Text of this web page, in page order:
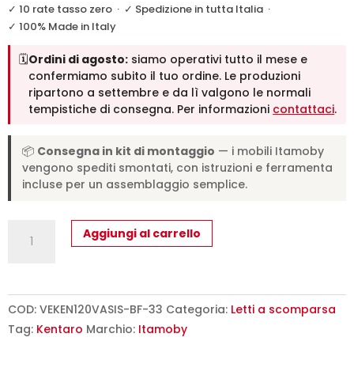
✓ 10 rate tasso zero · ✓ Spedizione in tutta Italia ·
✓ 100% Made in Italy
🗓️Ordini di agosto: siamo operativi tutto il mese e
confermiamo subito il tuo ordine. Le produzioni
ripartono a settembre e da lì valgono le normali
tempistiche di consegna. Per informazioni contattaci.
📦 Consegna in kit di montaggio — i mobili Itamoby
vengono spediti smontati, con istruzioni e ferramenta
incluse per un assemblaggio semplice.
mezzo
a
Aggiungi al carrello
COD: VEKEN120VASIS-BF-33 Categoria: Letti a scomparsa
Tag: Kentaro Marchio: Itamoby